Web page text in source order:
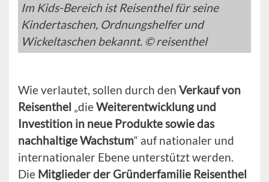
Im Kids-Bereich ist Reisenthel für seine
Kindertaschen, Ordnungshelfer und
Wickeltaschen bekannt. © reisenthel
Wie verlautet, sollen durch den Verkauf von
Reisenthel „dieWeiterentwicklung und
Investition in neue Produkte sowie das
nachhaltige Wachstum“ auf nationaler und
internationaler Ebene unterstützt werden.
Die Mitglieder der Gründerfamilie Reisenthel